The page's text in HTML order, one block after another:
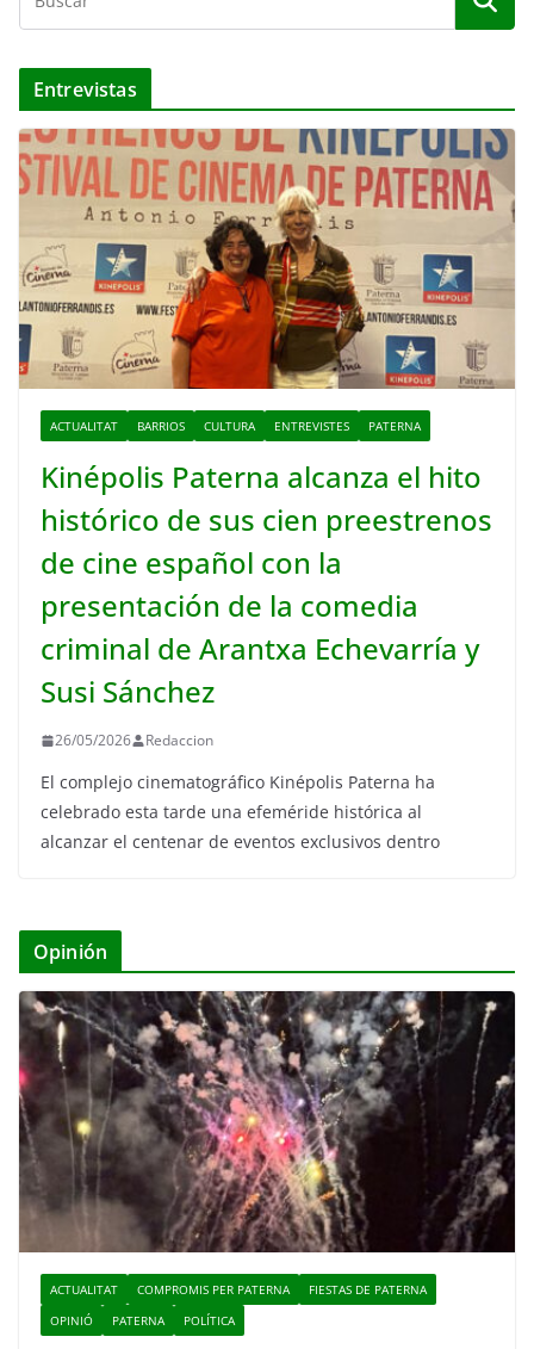
Entrevistas
ACTUALITAT BARRIOS CULTURA ENTREVISTES PATERNA
Kinépolis Paterna alcanza el hito
histórico de sus cien preestrenos
de cine español con la
presentación de la comedia
criminal de Arantxa Echevarría y
Susi Sánchez
26/05/2026 Redaccion
El complejo cinematográfico Kinépolis Paterna ha
celebrado esta tarde una efeméride histórica al
alcanzar el centenar de eventos exclusivos dentro
Opinión
ACTUALITAT COMPROMIS PER PATERNA
FIESTAS DE PATERNA
OPINIÓ
PATERNA POLÍTICA